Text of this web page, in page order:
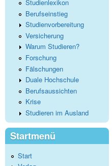
Studienlexikon
Berufseinstieg
Studienvorbereitung
Versicherung
Warum Studieren?
Forschung
Fälschungen
Duale Hochschule
Berufsaussichten
Krise
Studieren im Ausland
Startmenü
Start